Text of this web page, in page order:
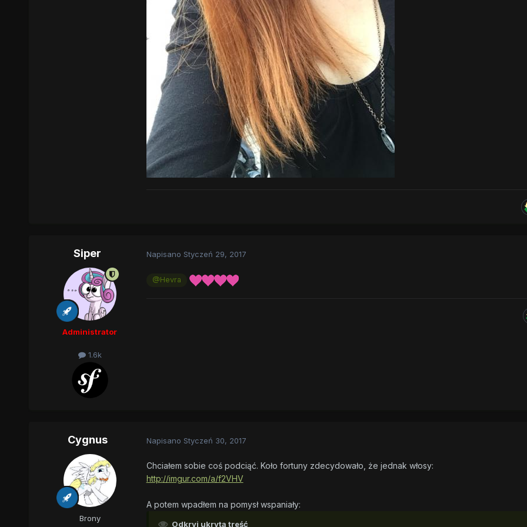
Siper
Administrator
1.6k
Napisano Styczeń 29, 2017
@Hevra
Cygnus
Brony
Napisano Styczeń 30, 2017
Chciałem sobie coś podciąć. Koło fortuny zdecydowało, że jednak włosy:
http://imgur.com/a/f2VHV
A potem wpadłem na pomysł wspaniały:
Odkryj ukrytą treść